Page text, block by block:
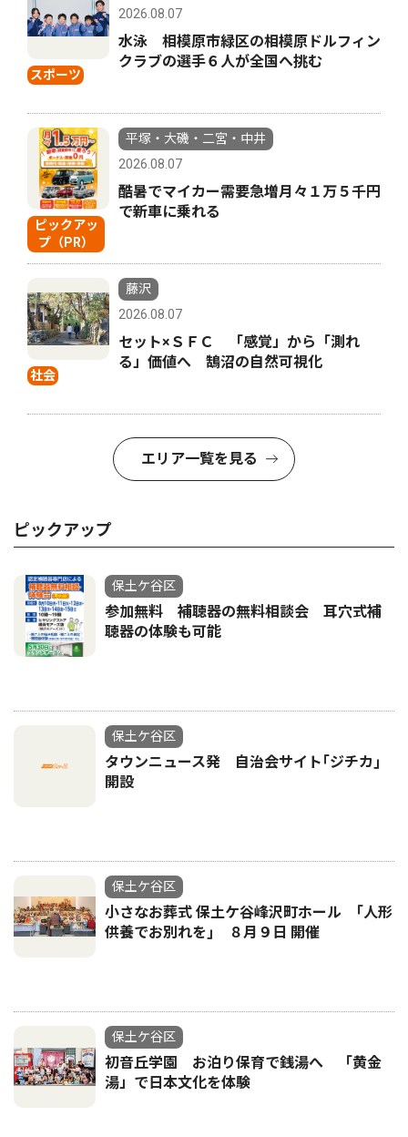
スポーツ
2026.08.07
水泳 相模原市緑区の相模原ドルフィン
クラブの選手６人が全国へ挑む
ピックアッ
プ（PR）
平塚・大磯・二宮・中井
2026.08.07
酷暑でマイカー需要急増月々１万５千円
で新車に乗れる
社会
藤沢
2026.08.07
セット×ＳＦＣ 「感覚」から「測れ
る」価値へ 鵠沼の自然可視化
エリア一覧を見る
ピックアップ
保土ケ谷区
参加無料 補聴器の無料相談会 耳穴式補
聴器の体験も可能
保土ケ谷区
タウンニュース発 自治会サイト｢ジチカ｣
開設
保土ケ谷区
小さなお葬式 保土ケ谷峰沢町ホール ｢人形
供養でお別れを｣ ８月９日 開催
保土ケ谷区
初音丘学園 お泊り保育で銭湯へ 「黄金
湯」で日本文化を体験